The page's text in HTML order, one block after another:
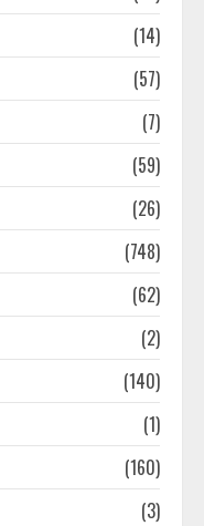
(14)
(57)
(7)
(59)
(26)
(748)
(62)
(2)
(140)
(1)
(160)
(3)